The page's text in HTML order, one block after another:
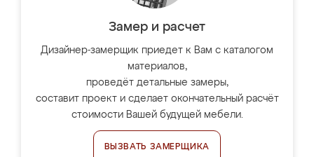
Замер и расчет
Дизайнер-замерщик приедет к Вам с каталогом
материалов,
проведёт детальные замеры,
составит проект и сделает окончательный расчёт
стоимости Вашей будущей мебели.
ВЫЗВАТЬ ЗАМЕРЩИКА